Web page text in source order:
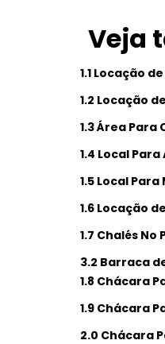
Veja
1.1 Locação
1.2 Locação
1.3 Área Para
1.4 Local
1.5 Local
1.6 Locação
1.7 Chalés No
3.2 Barraca
1.8 Chácara
1.9 Chácara
2.0 Chácara